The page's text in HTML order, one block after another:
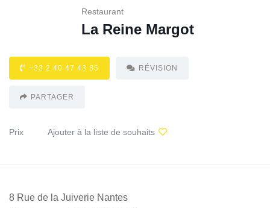
Restaurant
La Reine Margot
+33 2 40 47 43 85 RÉVISION
PARTAGER
Prix Ajouter à la liste de souhaits
8 Rue de la Juiverie Nantes